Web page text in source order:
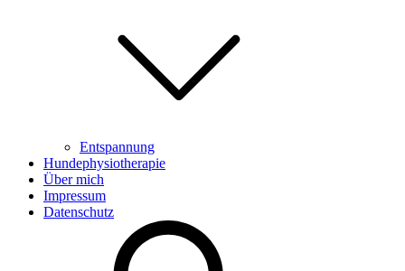
Entspannung
Hundephysiotherapie
Über mich
Impressum
Datenschutz